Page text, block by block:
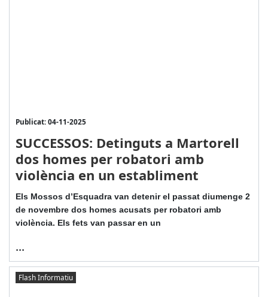
Publicat: 04-11-2025
SUCCESSOS: Detinguts a Martorell
dos homes per robatori amb
violència en un establiment
Els Mossos d’Esquadra van detenir el passat diumenge 2
de novembre dos homes acusats per robatori amb
violència. Els fets van passar en un
...
Flash Informatiu